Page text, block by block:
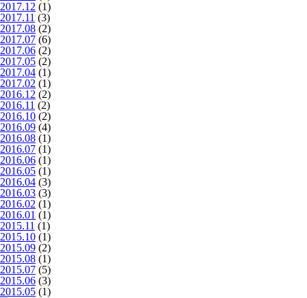
2017.12 (1)
2017.11 (3)
2017.08 (2)
2017.07 (6)
2017.06 (2)
2017.05 (2)
2017.04 (1)
2017.02 (1)
2016.12 (2)
2016.11 (2)
2016.10 (2)
2016.09 (4)
2016.08 (1)
2016.07 (1)
2016.06 (1)
2016.05 (1)
2016.04 (3)
2016.03 (3)
2016.02 (1)
2016.01 (1)
2015.11 (1)
2015.10 (1)
2015.09 (2)
2015.08 (1)
2015.07 (5)
2015.06 (3)
2015.05 (1)